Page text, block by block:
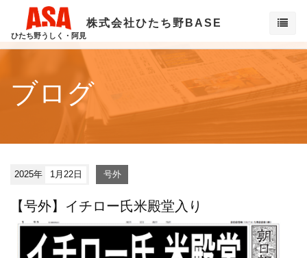
ひたち野うしく・阿見
株式会社ひたち野BASE
ブログ
2025年 1月22日 号外
【号外】イチロー氏米殿堂入り